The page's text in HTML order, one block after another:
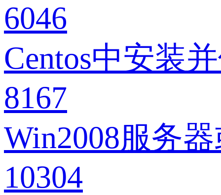
6046
Centos中安装
8167
Win2008服务
10304